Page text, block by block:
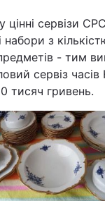
сервізи
з
- тим
сервіз
тисяч гривень.